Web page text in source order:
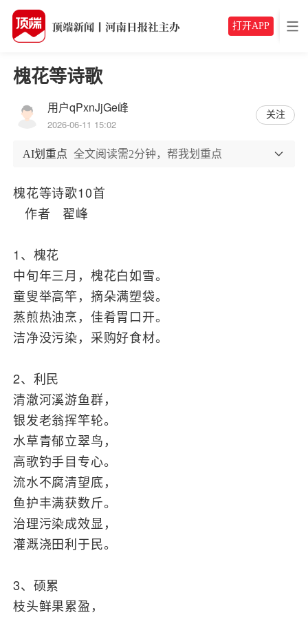
打开APP
槐花等诗歌
用户qPxnJjGe峰
2026-06-11 15:02
关注
AI划重点 全文阅读需2分钟，帮我划重点
槐花等诗歌10首
作者 翟峰
1、槐花
中旬年三月，槐花白如雪。
童叟举高竿，摘朵满塑袋。
蒸煎热油烹，佳肴胃口开。
洁净没污染，采购好食材。
2、利民
清澈河溪游鱼群，
银发老翁挥竿轮。
水草青郁立翠鸟，
高歌钓手目专心。
流水不腐清望底，
鱼护丰满获数斤。
治理污染成效显，
灌溉浇田利于民。
3、硕累
枝头鲜果累盈，